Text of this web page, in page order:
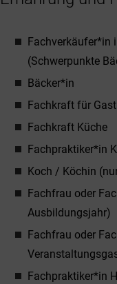
Fachverkäufer*in
(Schwerpunkte
Bäcker*in
Fachkraft für
Fachkraft Küche
Fachpraktiker*in
Koch / Köchin
Fachfrau oder
Ausbildungsjahr)
Fachfrau oder
Fachpraktiker*in